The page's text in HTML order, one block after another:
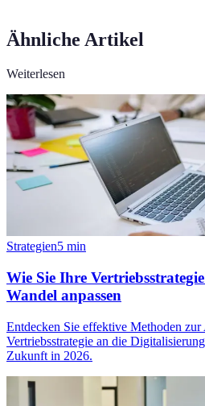
Ähnliche Artikel
Weiterlesen
Strategien5 min
Wie Sie Ihre
Wandel anpassen
Entdecken Sie effektive Methoden zur
Vertriebsstrategie an die
Zukunft in 2026.